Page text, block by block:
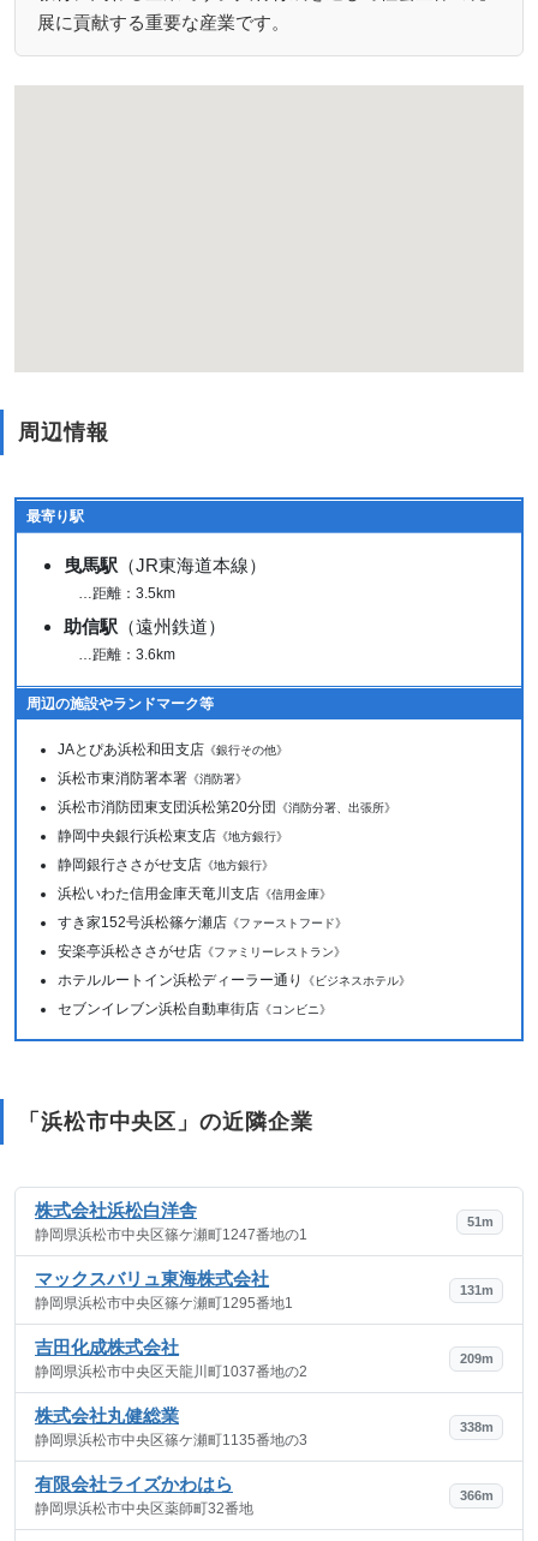
展に貢献する重要な産業です。
周辺情報
最寄り駅
曳馬駅 （JR東海道本線）
…距離：3.5km
助信駅 （遠州鉄道）
…距離：3.6km
周辺の施設やランドマーク等
JAとぴあ浜松和田支店 《銀行その他》
浜松市東消防署本署 《消防署》
浜松市消防団東支団浜松第20分団 《消防分署、出張所》
静岡中央銀行浜松東支店 《地方銀行》
静岡銀行ささがせ支店 《地方銀行》
浜松いわた信用金庫天竜川支店 《信用金庫》
すき家152号浜松篠ケ瀬店 《ファーストフード》
安楽亭浜松ささがせ店 《ファミリーレストラン》
ホテルルートイン浜松ディーラー通り 《ビジネスホテル》
セブンイレブン浜松自動車街店 《コンビニ》
「浜松市中央区」の近隣企業
株式会社浜松白洋舎
静岡県浜松市中央区篠ケ瀬町1247番地の1
51m
マックスバリュ東海株式会社
静岡県浜松市中央区篠ケ瀬町1295番地1
131m
吉田化成株式会社
静岡県浜松市中央区天龍川町1037番地の2
209m
株式会社丸健総業
静岡県浜松市中央区篠ケ瀬町1135番地の3
338m
有限会社ライズかわはら
静岡県浜松市中央区薬師町32番地
366m